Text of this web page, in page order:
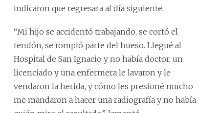
indicaron que regresara al día siguiente.
“Mi hijo se accidentó trabajando, se cortó el
tendón, se rompió parte del hueso. Llegué al
Hospital de San Ignacio y no había doctor, un
licenciado y una enfermera le lavaron y le
vendaron la herida, y cómo les presioné mucho
me mandaron a hacer una radiografía y no había